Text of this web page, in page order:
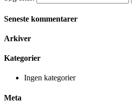
Seneste kommentarer
Arkiver
Kategorier
Ingen kategorier
Meta